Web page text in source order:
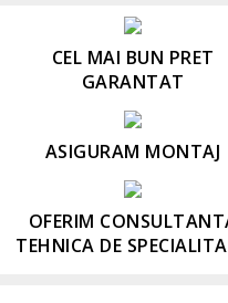
CEL MAI BUN PRET
GARANTAT
ASIGURAM MONTAJ
OFERIM
TEHNICA DE